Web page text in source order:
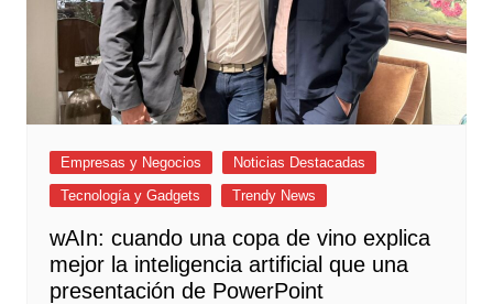
Empresas y Negocios
Noticias Destacadas
Tecnología y Gadgets
Trendy News
wAIn: cuando una copa de vino explica
mejor la inteligencia artificial que una
presentación de PowerPoint